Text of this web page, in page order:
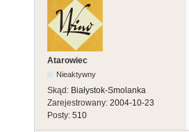
Atarowiec
Nieaktywny
Skąd: Białystok-Smolanka
Zarejestrowany: 2004-10-23
Posty: 510